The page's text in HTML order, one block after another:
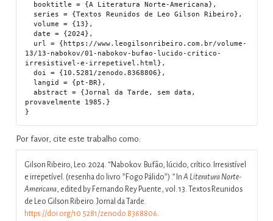
  volume = {13},
  date = {2024},
13/13-nabokov/01-nabokov-bufao-lucido-critico-
irresistivel-e-irrepetivel.html},
  doi = {10.5281/zenodo.8368806},
  abstract = {Jornal da Tarde, sem data,
provavelmente 1985.}
Por favor, cite este trabalho como:
Gilson Ribeiro, Leo. 2024. “Nabokov. Bufão, lúcido, crítico. Irresistível
e irrepetível. (resenha do livro *Fogo Pálido*) .” InA Literatura Norte-
Americana, edited by Fernando Rey Puente, vol. 13. Textos Reunidos
de Leo Gilson Ribeiro. Jornal da Tarde.
https://doi.org/10.5281/zenodo.8368806